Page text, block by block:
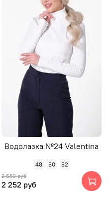
Водолазка №24 Valentina
48 50 52
2 650 руб
2 252 руб